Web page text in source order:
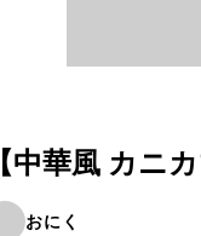
【中華風 カニ
おにく